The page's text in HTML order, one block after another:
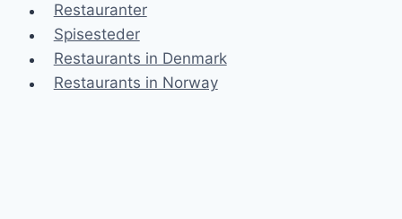
Restauranter
Spisesteder
Restaurants in Denmark
Restaurants in Norway